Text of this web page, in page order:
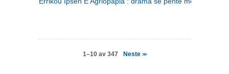
1–10 av 347 Neste >>